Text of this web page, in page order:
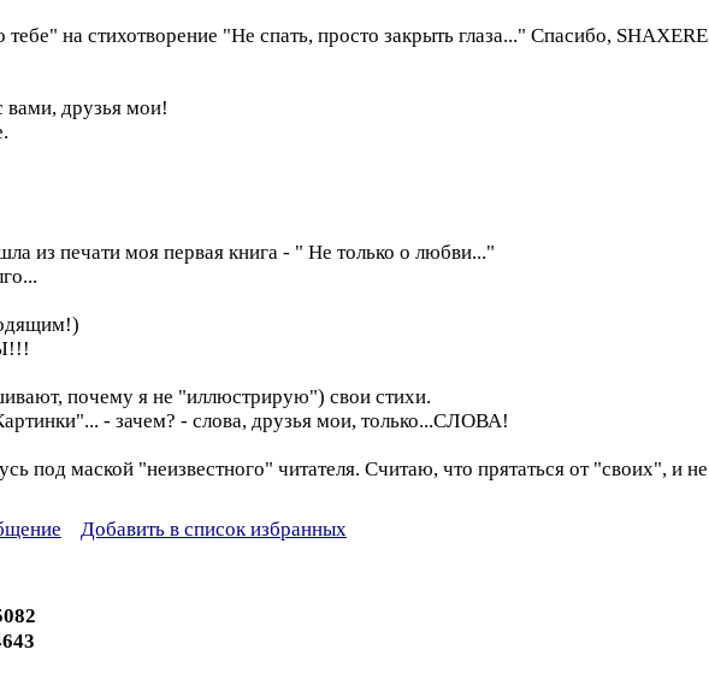
на стихотворение "Не спать, просто закрыть глаза..." Спасибо,
вами, друзья мои!
из печати моя первая книга - " Не только о любви..."
почему я не "иллюстрирую") свои стихи.
- зачем? - слова, друзья мои, только...СЛОВА!
под маской "неизвестного" читателя. Считаю, что прятаться от "своих", и
Добавить в список избранных